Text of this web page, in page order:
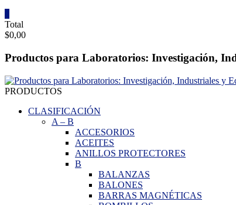
Total
$0,00
Productos para Laboratorios: Investigación,
PRODUCTOS
CLASIFICACIÓN
A – B
ACCESORIOS
ACEITES
ANILLOS PROTECTORES
B
BALANZAS
BALONES
BARRAS MAGNÉTICAS